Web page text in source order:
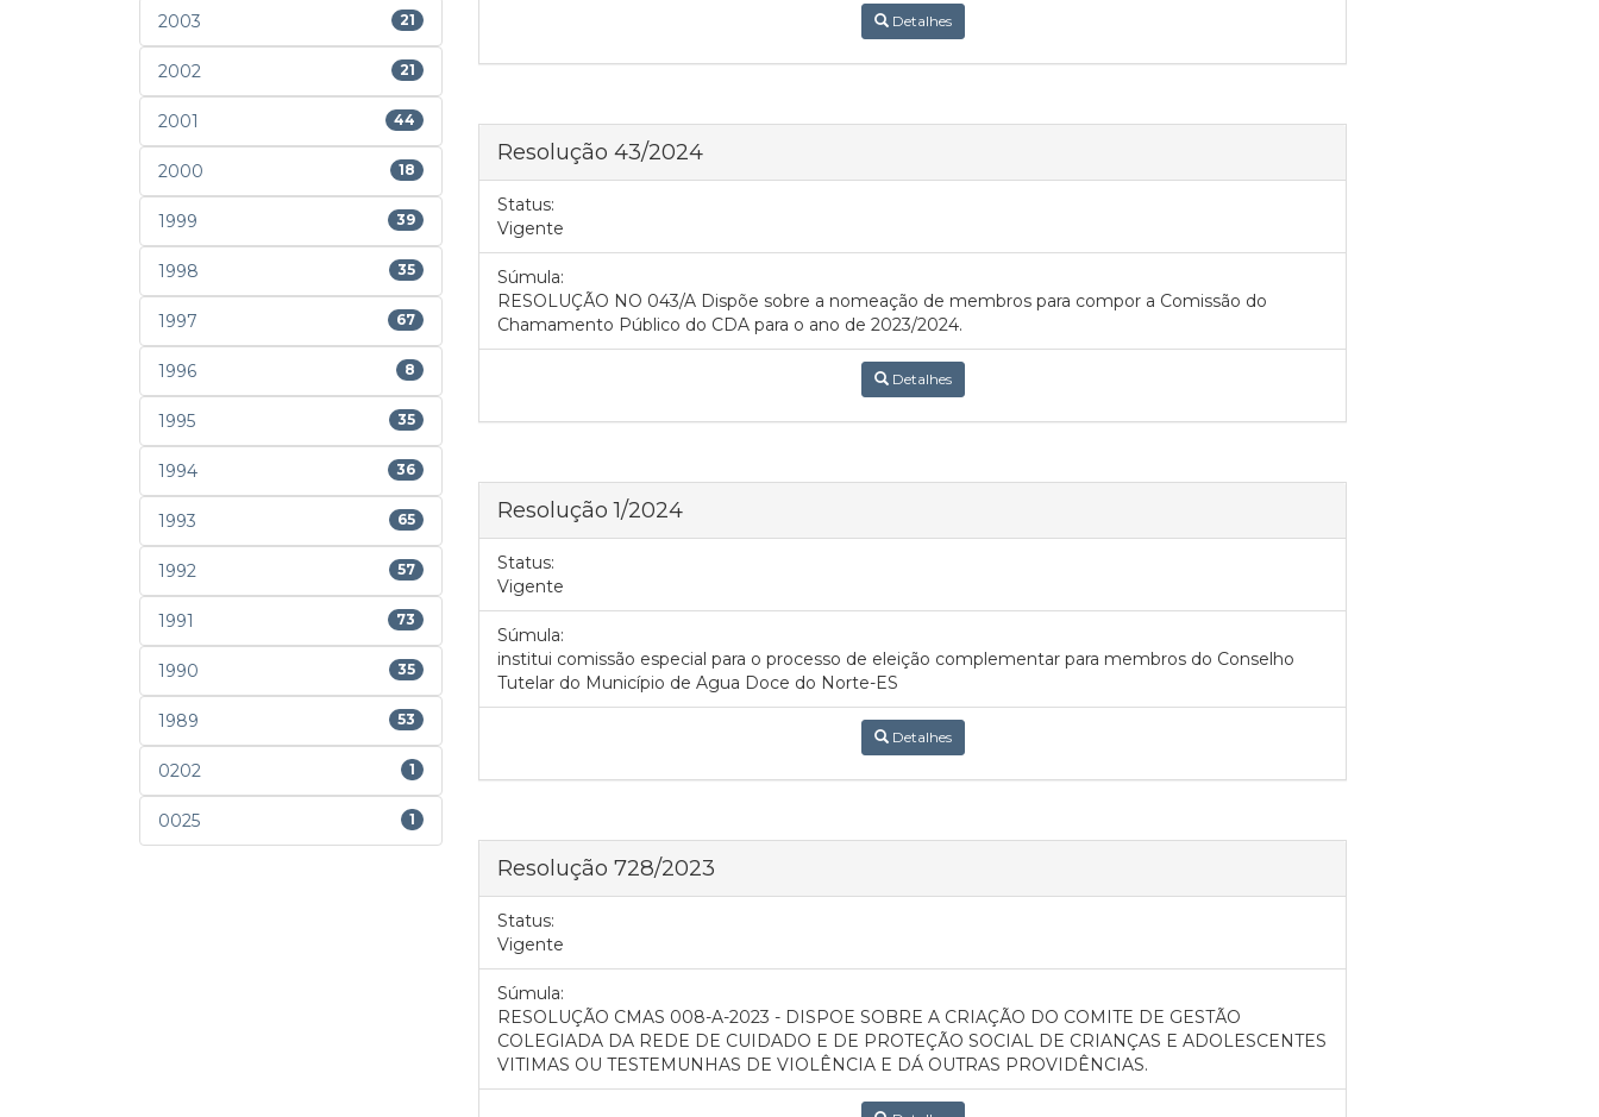
2003 21
2002 21
2001 44
2000 18
1999 39
1998 35
1997 67
1996 8
1995 35
1994 36
1993 65
1992 57
1991 73
1990 35
1989 53
0202 1
0025 1
Detalhes
Resolução 43/2024
Status:
Vigente
Súmula:
RESOLUÇÃO NO 043/A Dispõe sobre a nomeação de membros para compor a Comissão do
Chamamento Público do CDA para o ano de 2023/2024.
Detalhes
Resolução 1/2024
Status:
Vigente
Súmula:
institui comissão especial para o processo de eleição complementar para membros do Conselho
Tutelar do Município de Agua Doce do Norte-ES
Detalhes
Resolução 728/2023
Status:
Vigente
Súmula:
RESOLUÇÃO CMAS 008-A-2023 - DISPOE SOBRE A CRIAÇÃO DO COMITE DE GESTÃO
COLEGIADA DA REDE DE CUIDADO E DE PROTEÇÃO SOCIAL DE CRIANÇAS E ADOLESCENTES
VITIMAS OU TESTEMUNHAS DE VIOLÊNCIA E DÁ OUTRAS PROVIDÊNCIAS.